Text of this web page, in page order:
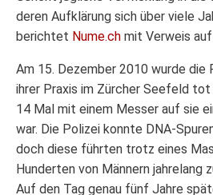
deren Aufklärung sich über viele
berichtet Nume.ch mit Verweis
Am 15. Dezember 2010 wurde die
ihrer Praxis im Zürcher Seefeld
14 Mal mit einem Messer auf sie
war. Die Polizei konnte DNA-
doch diese führten trotz eines
Hunderten von Männern jahrelang
Auf den Tag genau fünf Jahre